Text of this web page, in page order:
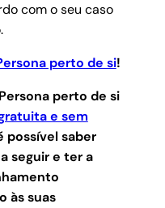
com o seu caso
perto de si!
perto de si
e sem
possível saber
seguir e ter a
às suas